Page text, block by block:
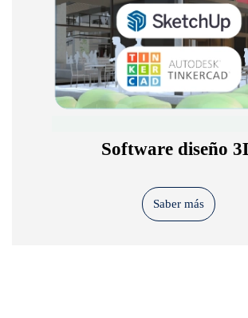
Software diseño
Saber más